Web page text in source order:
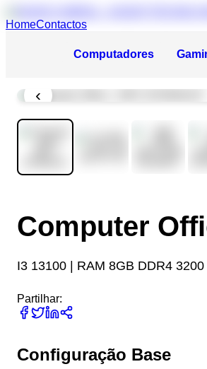
HomeContactos
Computadores
‹
Computer
I3 13100 | RAM 8GB DDR4
Partilhar:
Configuração Base